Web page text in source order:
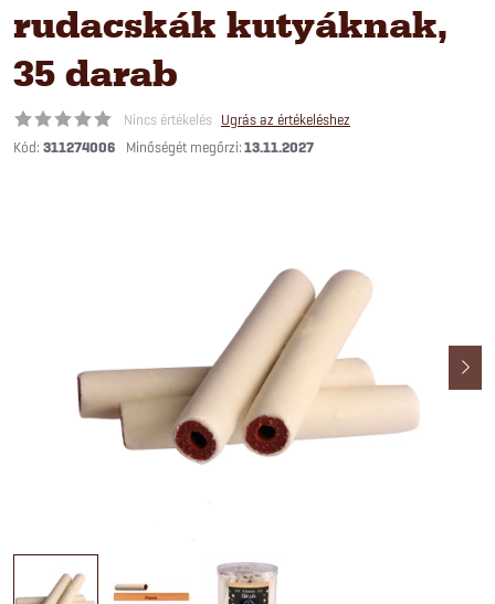
rudacskák kutyáknak,
35 darab
Nincs értékelés Ugrás az értékeléshez
Kód: 311274006 13.11.2027